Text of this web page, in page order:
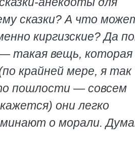
сказки? А что
киргизские? Да
— такая вещь, которая
крайней мере, я так
пошлости — совсем
они легко
о морали.